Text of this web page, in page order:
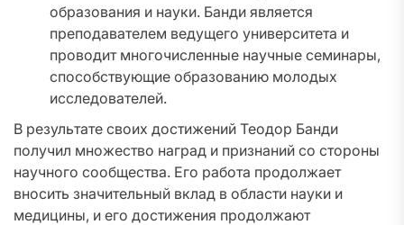
образования и науки. Банди является
преподавателем ведущего университета и
проводит многочисленные научные семинары,
способствующие образованию молодых
исследователей.
В результате своих достижений Теодор Банди
получил множество наград и признаний со стороны
научного сообщества. Его работа продолжает
вносить значительный вклад в области науки и
медицины, и его достижения продолжают